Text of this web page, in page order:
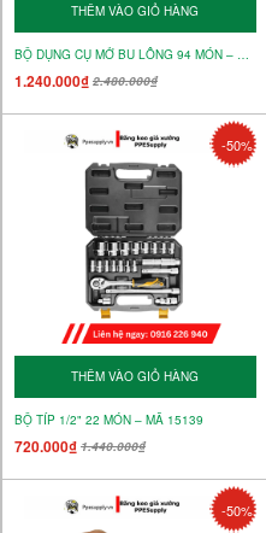
THÊM VÀO GIỎ HÀNG
BỘ DỤNG CỤ MỞ BU LÔNG 94 MÓN – MÃ 15145
1.240.000₫ 2.480.000₫
-50%
THÊM VÀO GIỎ HÀNG
BỘ TÍP 1/2" 22 MÓN – MÃ 15139
720.000₫ 1.440.000₫
-50%